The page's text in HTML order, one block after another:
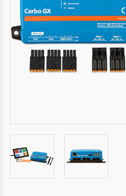
Autentifică-
Înregistrează-
Oferta